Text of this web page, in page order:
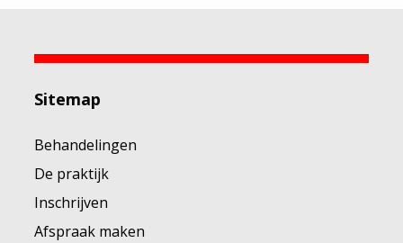
Sitemap
Behandelingen
De praktijk
Inschrijven
Afspraak maken